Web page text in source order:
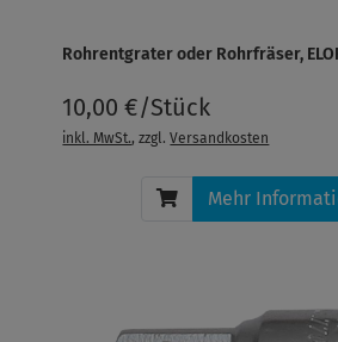
Rohrentgrater oder Rohrfräser,
10,00 €/Stück
inkl. MwSt., zzgl.Versandkosten
Mehr